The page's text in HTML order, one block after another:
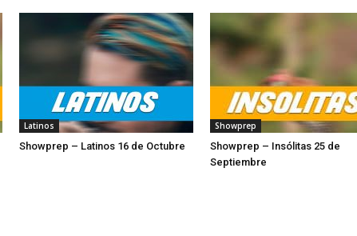
Latinos
Showprep – Latinos 16 de Octubre
Showprep
Showprep – Insólitas 25 de
Septiembre